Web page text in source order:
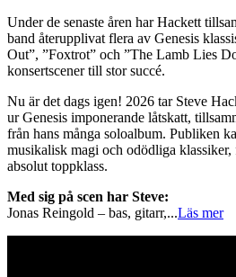
Under de senaste åren har Hackett
band återupplivat flera av Genesis
Out”, ”Foxtrot” och ”The Lamb Lies
konsertscener till stor succé.
Nu är det dags igen! 2026 tar Steve
ur Genesis imponerande låtskatt,
från hans många soloalbum. Publiken
musikalisk magi och odödliga
absolut toppklass.
Med sig på scen har Steve:
Jonas Reingold – bas, gitarr,...Läs mer